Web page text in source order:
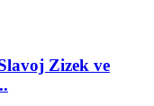
Zizek ve